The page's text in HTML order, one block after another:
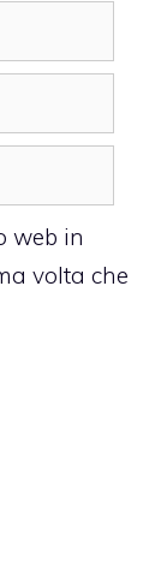
web in
volta che